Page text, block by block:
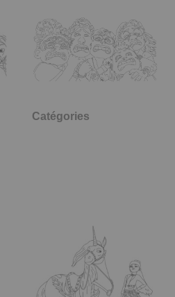
Catégories